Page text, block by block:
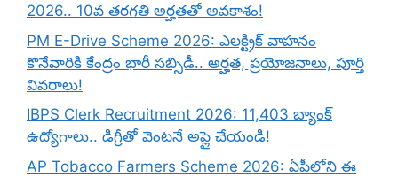
2026.. 10వ తరగతి అర్హతతో అవకాశం!
PM E-Drive Scheme 2026: ఎలక్ట్రిక్ వాహనం
కొనేవారికి కేంద్రం భారీ సబ్సిడీ.. అర్హత, ప్రయోజనాలు, పూర్తి
వివరాలు!
IBPS Clerk Recruitment 2026: 11,403 బ్యాంక్
ఉద్యోగాలు.. డిగ్రీతో వెంటనే అప్లై చేయండి!
AP Tobacco Farmers Scheme 2026: ఏపీలోని ఈ